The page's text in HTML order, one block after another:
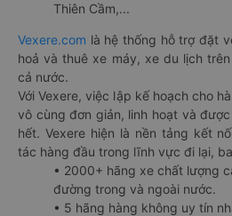
Thiên Cầm,...
Vexere.com là hệ thống hỗ trợ đặt
hoả và thuê xe máy, xe du lịch
cả nước.
Với Vexere, việc lập kế hoạch cho
vô cùng đơn giản, linh hoạt và
hết. Vexere hiện là nền tảng kết
tác hàng đầu trong lĩnh vực đi lại,
• 2000+ hãng xe chất lượng
đường trong và ngoài nước.
• 5 hãng hàng không uy tín